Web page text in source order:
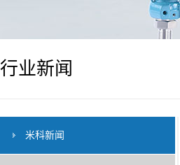
行业新闻
米科新闻